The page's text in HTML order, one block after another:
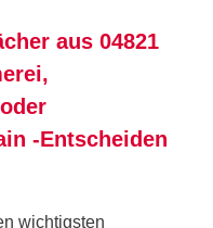
aus 04821
-Entscheiden
wichtigsten